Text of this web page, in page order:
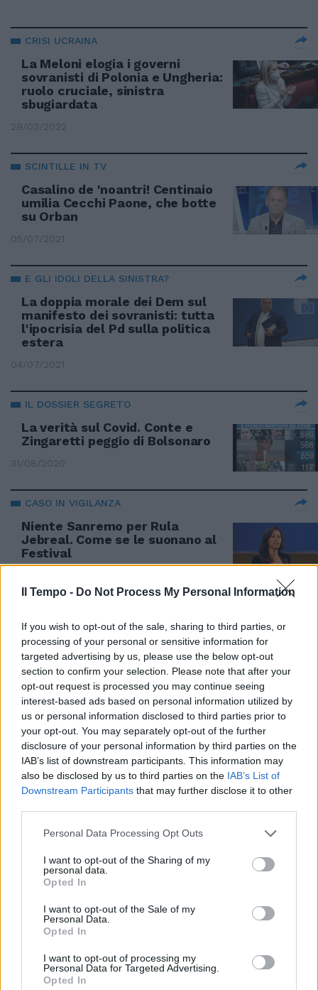
Il Tempo - Do Not Process My Personal Information
If you wish to opt-out of the sale, sharing to third parties, or
processing of your personal or sensitive information for
targeted advertising by us, please use the below opt-out
section to confirm your selection. Please note that after your
opt-out request is processed you may continue seeing
interest-based ads based on personal information utilized by
us or personal information disclosed to third parties prior to
your opt-out. You may separately opt-out of the further
disclosure of your personal information by third parties on the
IAB’s list of downstream participants. This information may
also be disclosed by us to third parties on the IAB’s List of
Downstream Participants that may further disclose it to other
Personal Data Processing Opt Outs
I want to opt-out of the Sharing of my
personal data.
Opted In
I want to opt-out of the Sale of my
Personal Data.
Opted In
I want to opt-out of processing my
Personal Data for Targeted Advertising.
Opted In
CRISI UCRAINA
La Meloni elogia i governi
sovranisti di Polonia e Ungheria:
ruolo cruciale, sinistra
sbugiardata
29/03/2022
SCINTILLE IN TV
Casalino de 'noantri! Centinaio
umilia Cecchi Paone, che botte
su Orban
05/07/2021
E GLI IDOLI DELLA SINISTRA?
La doppia morale dei Dem sul
manifesto dei sovranisti: tutta
l'ipocrisia del Pd sulla politica
estera
04/07/2021
IL DOSSIER SEGRETO
La verità sul Covid. Conte e
Zingaretti peggio di Bolsonaro
31/08/2020
CASO IN VIGILANZA
Niente Sanremo per Rula
Jebreal. Come se le suonano al
Festival
I sovranisti dichiarano guerra ai
gretini
29/09/2019
IL PARLAMENTO UE
I nuovi scenari di Bruxelles
all'ombra di Brexit e sovranisti
26/05/2019
LA FRENATA
Tajani: "Inutile votare i sovranisti
26/05/2019
COMIZIO AL DUOMO
Salvini riempie la piazza
guida l'Ue"
19/05/2019